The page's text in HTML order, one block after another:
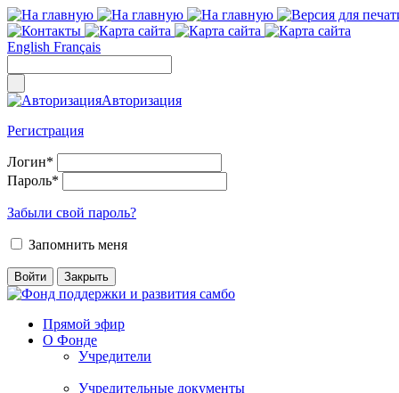
English Français
Авторизация
Регистрация
Логин*
Пароль*
Забыли свой пароль?
Запомнить меня
Прямой эфир
О Фонде
Учредители
Учредительные документы